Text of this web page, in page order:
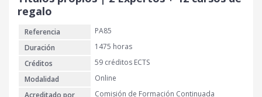
8
€
regalo
Referencia
PA85
Duración
1475 horas
Créditos
59 créditos ECTS
Modalidad
Online
Acreditado por
Comisión de Formación Continuada